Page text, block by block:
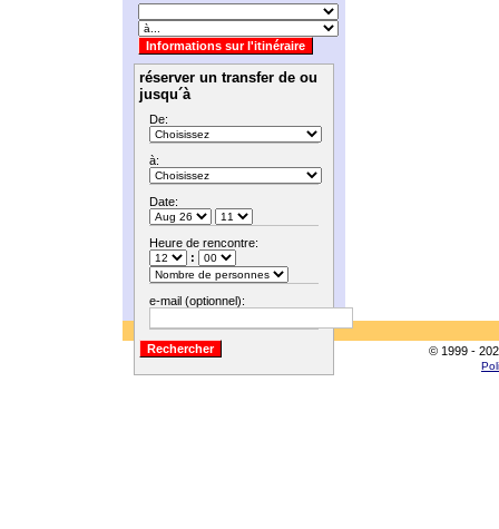
réserver un transfer de ou
jusqu´à
De:
à:
Date:
Heure de rencontre:
:
e-mail (optionnel):
© 1999 -